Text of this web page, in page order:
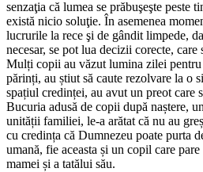
senzaţia că lumea se prăbuşeşte peste
există nicio soluţie. În asemenea
lucrurile la rece şi de gândit limpede,
necesar, se pot lua decizii corecte,
Mulți copii au văzut lumina zilei
părinți, au știut să caute rezolvare la o
spațiul credinței, au avut un preot care
Bucuria adusă de copii după naștere,
unității familiei, le-a arătat că nu au
cu credința că Dumnezeu poate purta
umană, fie aceasta și un copil care
mamei și a tatălui său.